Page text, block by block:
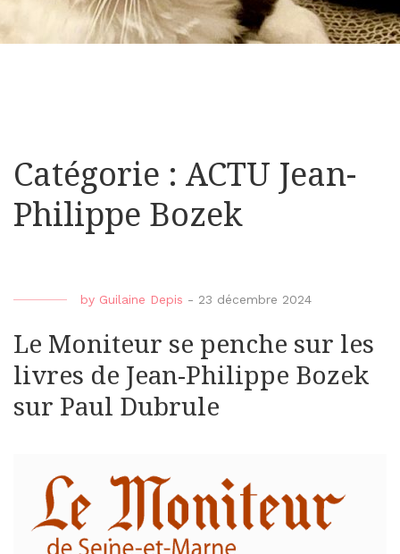
Catégorie : ACTU Jean-
Philippe Bozek
by Guilaine Depis - 23 décembre 2024
Le Moniteur se penche sur les
livres de Jean-Philippe Bozek
sur Paul Dubrule